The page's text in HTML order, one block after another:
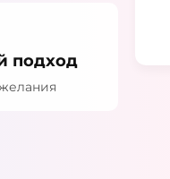
подход